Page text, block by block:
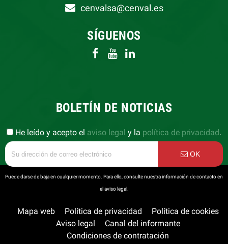
cenvalsa@cenval.es
SÍGUENOS
BOLETÍN DE NOTICIAS
He leído y acepto el aviso legal y la política de privacidad.
OK
Puede darse de baja en cualquier momento. Para ello, consulte nuestra información de contacto en
el aviso legal.
Mapa web Política de privacidad
Política de cookies
Aviso legal
Canal del informante
Condiciones de contratación